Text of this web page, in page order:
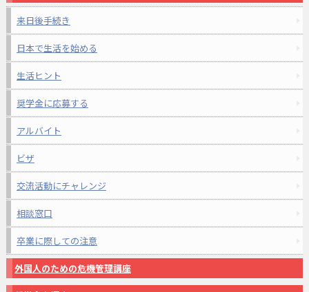
来日後手続き
日本で生活を始める
生活ヒント
奨学金に応募する
アルバイト
ビザ
交流活動にチャレンジ
相談窓口
卒業に際しての注意
外国人のための危機管理講座